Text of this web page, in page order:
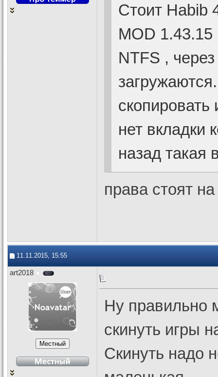
Стоит Habib
MOD
NTFS ,
скопировать
нет вкладки
назад такая
права стоят
11.11.2015, 15:55
art2018
Ну правильно
скинуть игры
Скинуть надо